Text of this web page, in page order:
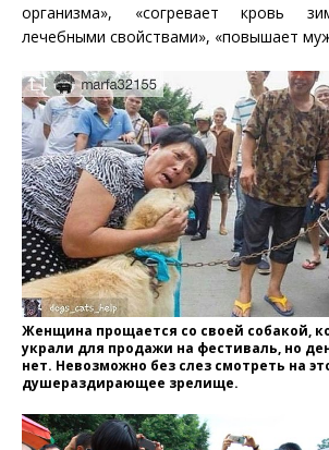
организма», «согревает кровь
лечебными свойствами», «повышает
Женщина прощается со своей собакой,
украли для продажи на фестиваль, но
нет. Невозможно без слез смотреть на
душераздирающее зрелище.